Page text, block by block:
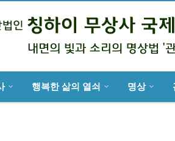
행복한 삶의 열쇠 명상